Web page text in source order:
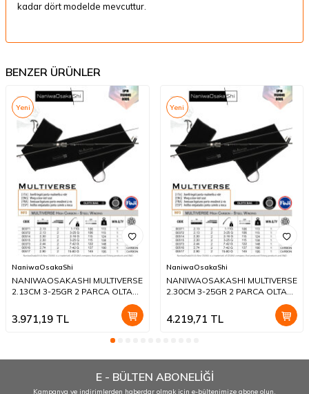
kadar dört modelde mevcuttur.
BENZER ÜRÜNLER
Yeni
NaniwaOsakaShi
NANIWAOSAKASHI MULTIVERSE
2.13CM 3-25GR 2 PARCA OLTA
3.971,19 TL
Yeni
NaniwaOsakaShi
NANIWAOSAKASHI MULTIVERSE
2.30CM 3-25GR 2 PARCA OLTA
4.219,71 TL
E - BÜLTEN ABONELİĞİ
Kampanya ve indirimlerden haberdar olmak için e-bültenimize abone olun.